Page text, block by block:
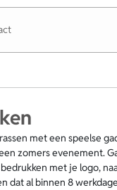
met een speelse
zomers evenement.
met je logo,
dat al binnen 8